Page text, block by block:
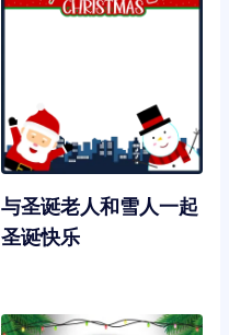
与圣诞老人和雪人一起
圣诞快乐